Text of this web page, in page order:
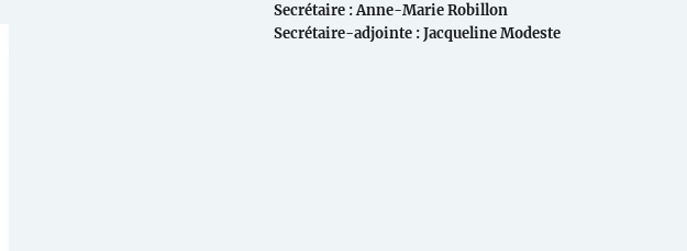
Secrétaire : Anne-Marie Robillon
Secrétaire-adjointe : Jacqueline Modeste